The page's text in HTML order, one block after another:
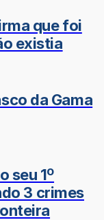
que foi
existia
da Gama
seu 1º
3 crimes